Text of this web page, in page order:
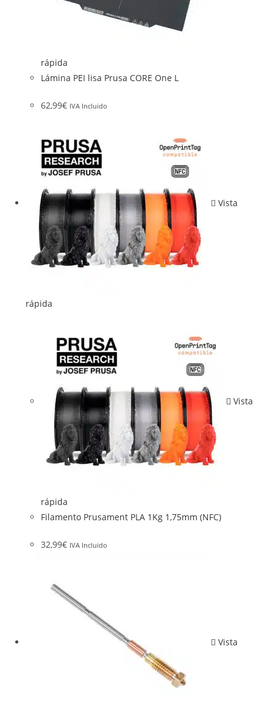
rápida
Lámina PEI lisa Prusa CORE One L
62,99€ IVA Incluido
Vista
rápida
Vista
rápida
Filamento Prusament PLA 1Kg 1,75mm (NFC)
32,99€ IVA Incluido
Vista